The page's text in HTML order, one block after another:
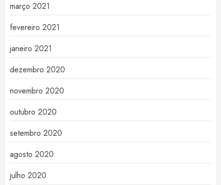
março 2021
fevereiro 2021
janeiro 2021
dezembro 2020
novembro 2020
outubro 2020
setembro 2020
agosto 2020
julho 2020